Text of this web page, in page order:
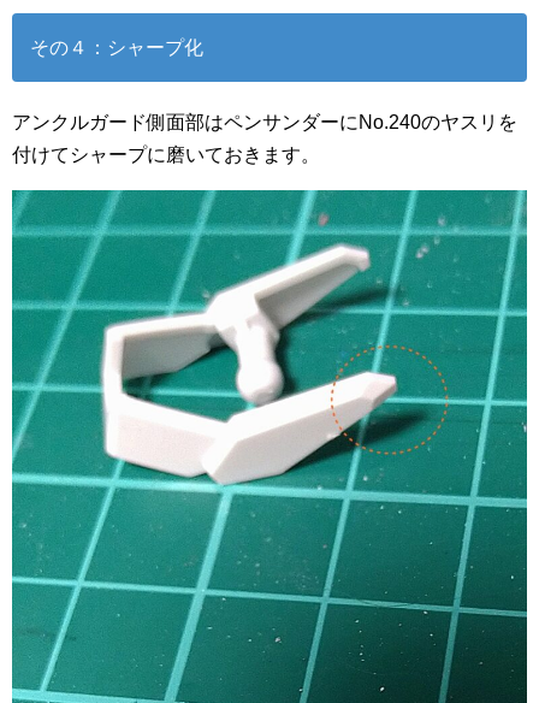
その４：シャープ化
アンクルガード側面部はペンサンダーにNo.240のヤスリを
付けてシャープに磨いておきます。